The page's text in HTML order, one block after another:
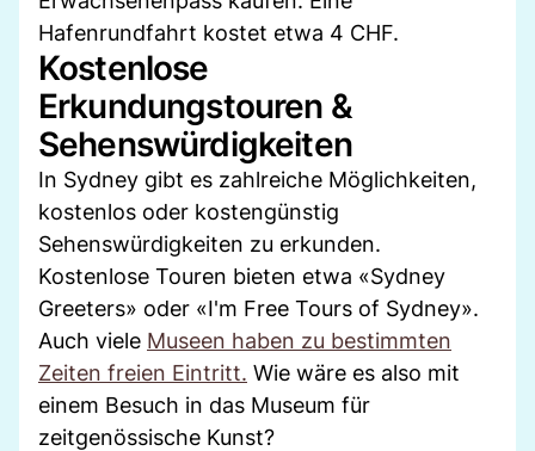
Hafenrundfahrt kostet etwa 4 CHF.
Kostenlose
Erkundungstouren &
Sehenswürdigkeiten
In Sydney gibt es zahlreiche Möglichkeiten,
kostenlos oder kostengünstig
Sehenswürdigkeiten zu erkunden.
Kostenlose Touren bieten etwa «Sydney
Greeters» oder «I'm Free Tours of Sydney».
Auch viele Museen haben zu bestimmten
Zeiten freien Eintritt. Wie wäre es also mit
einem Besuch in das Museum für
zeitgenössische Kunst?